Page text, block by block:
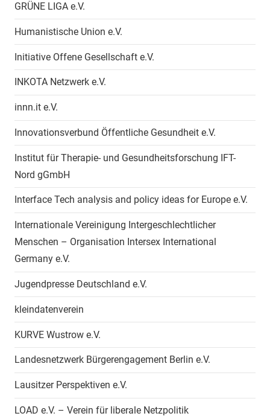
GRÜNE LIGA e.V.
Humanistische Union e.V.
Initiative Offene Gesellschaft e.V.
INKOTA Netzwerk e.V.
innn.it e.V.
Innovationsverbund Öffentliche Gesundheit e.V.
Institut für Therapie- und Gesundheitsforschung IFT-
Nord gGmbH
Interface Tech analysis and policy ideas for Europe e.V.
Internationale Vereinigung Intergeschlechtlicher
Menschen – Organisation Intersex International
Germany e.V.
Jugendpresse Deutschland e.V.
kleindatenverein
KURVE Wustrow e.V.
Landesnetzwerk Bürgerengagement Berlin e.V.
Lausitzer Perspektiven e.V.
LOAD e.V. – Verein für liberale Netzpolitik